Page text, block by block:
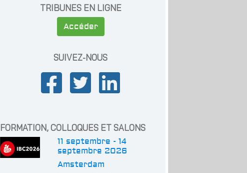
TRIBUNES EN LIGNE
Accéder
SUIVEZ-NOUS
FORMATION, COLLOQUES ET SALONS
11 septembre - 14
septembre 2026
Amsterdam